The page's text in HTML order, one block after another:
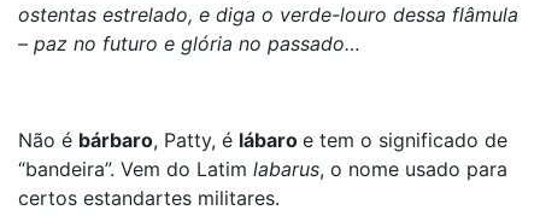
ostentas estrelado, e diga o verde-louro dessa flâmula
– paz no futuro e glória no passado…
Não é bárbaro, Patty, é lábaro e tem o significado de
“bandeira”. Vem do Latim labarus, o nome usado para
certos estandartes militares.